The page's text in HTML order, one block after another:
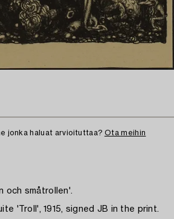
jonka haluat arvioituttaa? Ota meihin
och småtrollen'.
'Troll', 1915, signed JB in the print.